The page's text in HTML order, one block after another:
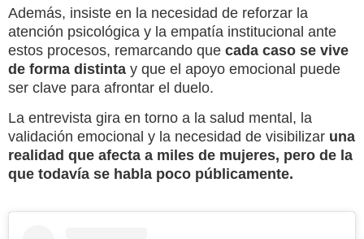
Además, insiste en la necesidad de reforzar la
atención psicológica y la empatía institucional ante
estos procesos, remarcando que cada caso se vive
de forma distinta y que el apoyo emocional puede
ser clave para afrontar el duelo.
La entrevista gira en torno a la salud mental, la
validación emocional y la necesidad de visibilizar una
realidad que afecta a miles de mujeres, pero de la
que todavía se habla poco públicamente.